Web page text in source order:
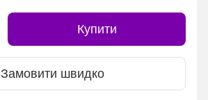
Купити
Замовити швидко